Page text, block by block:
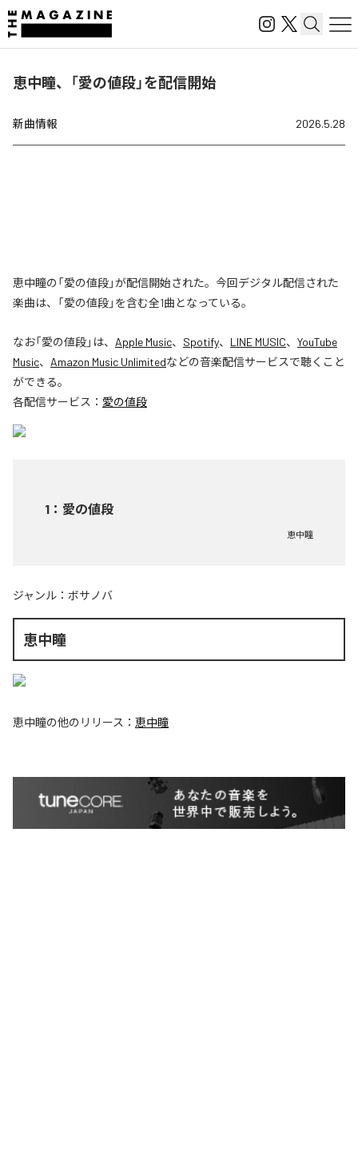
恵中瞳、「愛の値段」を配信開始
新曲情報 2026.5.28
恵中瞳の「愛の値段」が配信開始された。今回デジタル配信された
楽曲は、「愛の値段」を含む全1曲となっている。
なお「愛の値段」は、 Apple Music、 Spotify、 LINE MUSIC、 YouTube
Music、 Amazon Music Unlimitedなどの音楽配信サービスで聴くこと
ができる。
各配信サービス： 愛の値段
1 ： 愛の値段
恵中瞳
ジャンル： ボサノバ
恵中瞳
恵中瞳の他のリリース： 恵中瞳